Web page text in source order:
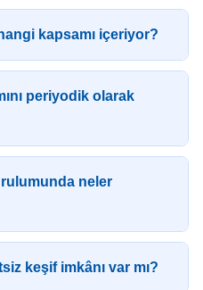
kapsamı içeriyor?
periyodik olarak
neler
keşif imkânı var mı?